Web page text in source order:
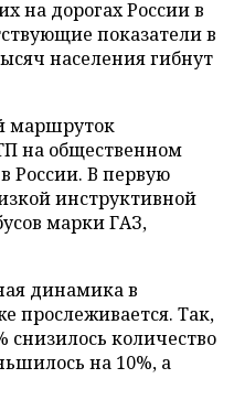
на дорогах России в
показатели в
населения гибнут
маршруток
на общественном
России. В первую
инструктивной
марки ГАЗ,
динамика в
прослеживается. Так,
снизилось количество
на 10%, а